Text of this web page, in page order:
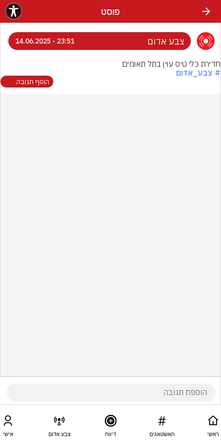
פוסט
צבע אדום 23:51 - 14.06.2025
חדירת כלי טיס עוין בתל תאומים
# צבע_אדום
הוסף תגובה
ראשי האשטאגים דיווח צבע אדום אישי